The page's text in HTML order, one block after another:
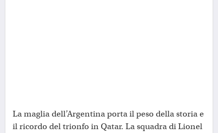
La maglia dell’Argentina porta il peso della storia e
il ricordo del trionfo in Qatar. La squadra di Lionel